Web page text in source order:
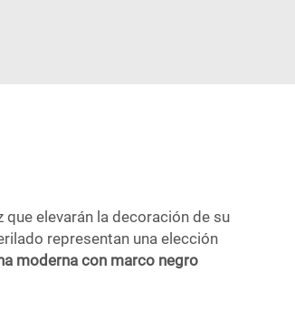
elevarán la decoración de su
representan una elección
moderna con marco negro